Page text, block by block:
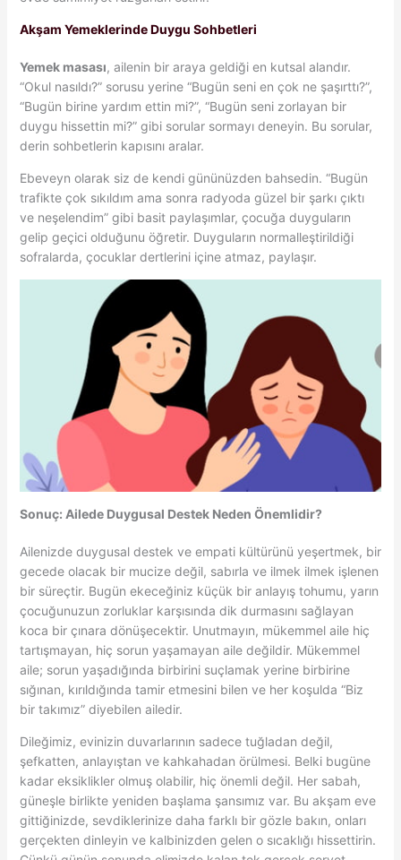
Akşam Yemeklerinde Duygu Sohbetleri
Yemek masası, ailenin bir araya geldiği en kutsal alandır.
“Okul nasıldı?” sorusu yerine “Bugün seni en çok ne şaşırttı?”,
“Bugün birine yardım ettin mi?”, “Bugün seni zorlayan bir
duygu hissettin mi?” gibi sorular sormayı deneyin. Bu sorular,
derin sohbetlerin kapısını aralar.
Ebeveyn olarak siz de kendi gününüzden bahsedin. “Bugün
trafikte çok sıkıldım ama sonra radyoda güzel bir şarkı çıktı
ve neşelendim” gibi basit paylaşımlar, çocuğa duyguların
gelip geçici olduğunu öğretir. Duyguların normalleştirildiği
sofralarda, çocuklar dertlerini içine atmaz, paylaşır.
Sonuç: Ailede Duygusal Destek Neden Önemlidir?
Ailenizde duygusal destek ve empati kültürünü yeşertmek, bir
gecede olacak bir mucize değil, sabırla ve ilmek ilmek işlenen
bir süreçtir. Bugün ekeceğiniz küçük bir anlayış tohumu, yarın
çocuğunuzun zorluklar karşısında dik durmasını sağlayan
koca bir çınara dönüşecektir. Unutmayın, mükemmel aile hiç
tartışmayan, hiç sorun yaşamayan aile değildir. Mükemmel
aile; sorun yaşadığında birbirini suçlamak yerine birbirine
sığınan, kırıldığında tamir etmesini bilen ve her koşulda “Biz
bir takımız” diyebilen ailedir.
Dileğimiz, evinizin duvarlarının sadece tuğladan değil,
şefkatten, anlayıştan ve kahkahadan örülmesi. Belki bugüne
kadar eksiklikler olmuş olabilir, hiç önemli değil. Her sabah,
güneşle birlikte yeniden başlama şansımız var. Bu akşam eve
gittiğinizde, sevdiklerinize daha farklı bir gözle bakın, onları
gerçekten dinleyin ve kalbinizden gelen o sıcaklığı hissettirin.